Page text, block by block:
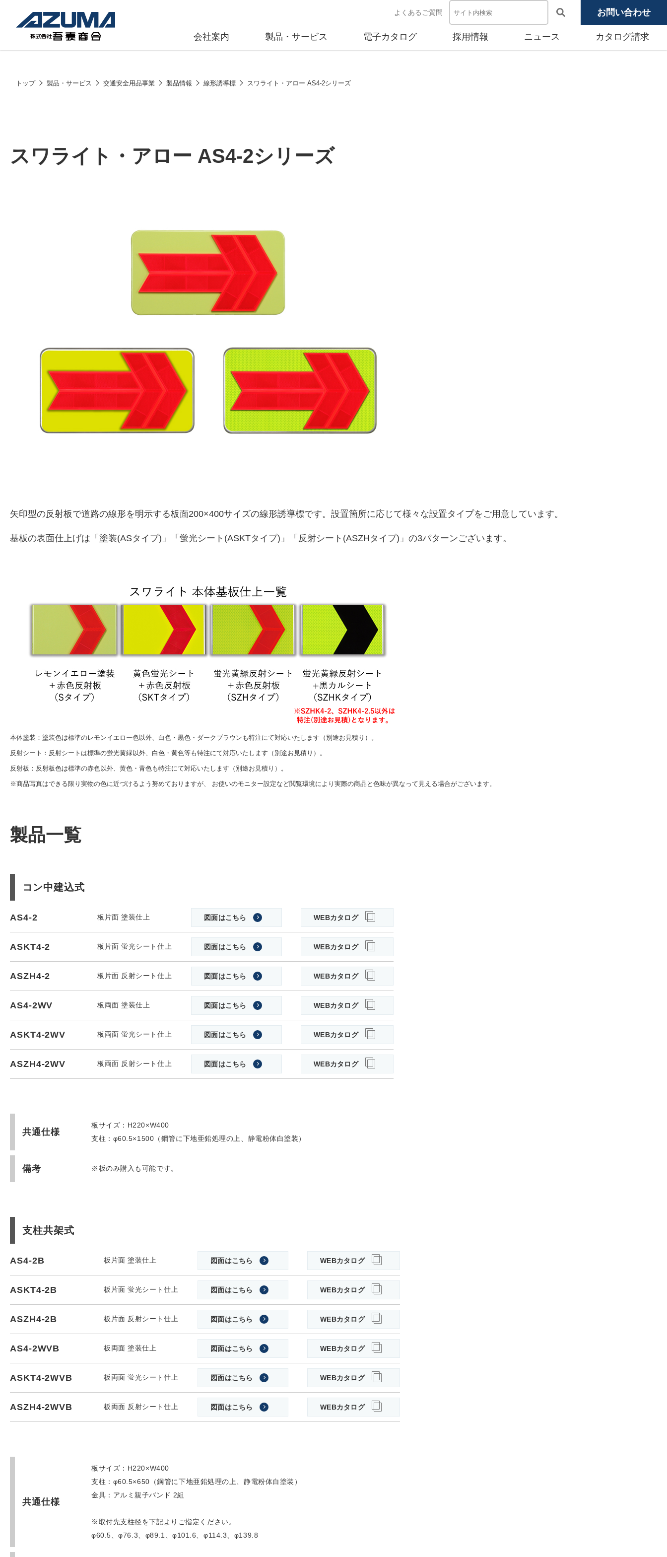
よくあるご質問 お問い合わせ
会社案内 製品・サービス 電子カタログ 採用情報 ニュース カタログ請求
株式会社吾妻製作所 会社案内
潤滑油 商品データベース
トップ 製品・サービス 交通安全用品事業 製品情報 線形誘導標 スワライト・アロー AS4-2シリーズ
スワライト・アロー AS4-2シリーズ
矢印型の反射板で道路の線形を明示する板面200×400サイズの線形誘導標です。設置箇所に応じて様々な設置タイプをご用意しています。
基板の表面仕上げは「塗装(ASタイプ)」「蛍光シート(ASKTタイプ)」「反射シート(ASZHタイプ)」の3パターンございます。
本体塗装：塗装色は標準のレモンイエロー色以外、白色・黒色・ダークブラウンも特注にて対応いたします（別途お見積り）。
反射シート：反射シートは標準の蛍光黄緑以外、白色・黄色等も特注にて対応いたします（別途お見積り）。
反射板：反射板色は標準の赤色以外、黄色・青色も特注にて対応いたします（別途お見積り）。
※商品写真はできる限り実物の色に近づけるよう努めておりますが、 お使いのモニター設定など閲覧環境により実際の商品と色味が異なって見える場合がございます。
製品一覧
コン中建込式
AS4-2 板片面 塗装仕上 図面はこちら WEBカタログ
ASKT4-2 板片面 蛍光シート仕上 図面はこちら WEBカタログ
ASZH4-2 板片面 反射シート仕上 図面はこちら WEBカタログ
AS4-2WV 板両面 塗装仕上 図面はこちら WEBカタログ
ASKT4-2WV 板両面 蛍光シート仕上 図面はこちら WEBカタログ
ASZH4-2WV 板両面 反射シート仕上 図面はこちら WEBカタログ
共通仕様
板サイズ：H220×W400
支柱：φ60.5×1500（鋼管に下地亜鉛処理の上、静電粉体白塗装）
備考 ※板のみ購入も可能です。
支柱共架式
AS4-2B 板片面 塗装仕上 図面はこちら WEBカタログ
ASKT4-2B 板片面 蛍光シート仕上 図面はこちら WEBカタログ
ASZH4-2B 板片面 反射シート仕上 図面はこちら WEBカタログ
AS4-2WVB 板両面 塗装仕上 図面はこちら WEBカタログ
ASKT4-2WVB 板両面 蛍光シート仕上 図面はこちら WEBカタログ
ASZH4-2WVB 板両面 反射シート仕上 図面はこちら WEBカタログ
共通仕様
板サイズ：H220×W400
支柱：φ60.5×650（鋼管に下地亜鉛処理の上、静電粉体白塗装）
金具：アルミ親子バンド 2組
※取付先支柱径を下記よりご指定ください。
φ60.5、φ76.3、φ89.1、φ101.6、φ114.3、φ139.8